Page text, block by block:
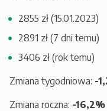
2855 zł (15.01.2023)
2891 zł (7 dni temu)
3406 zł (rok temu)
Zmiana tygodniowa: -
Zmiana roczna: -16,2%